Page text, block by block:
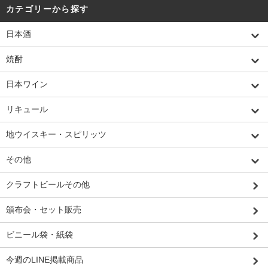
カテゴリーから探す
日本酒
焼酎
日本ワイン
リキュール
地ウイスキー・スピリッツ
その他
クラフトビールその他
頒布会・セット販売
ビニール袋・紙袋
今週のLINE掲載商品